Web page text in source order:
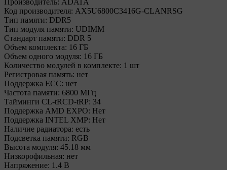
Производитель: ADATA
Код производителя: AX5U6800C3416G-CLANRSG
Тип памяти: DDR5
Тип модуля памяти: UDIMM
Стандарт памяти: DDR 5
Объем комплекта: 16 ГБ
Объем одного модуля: 16 ГБ
Количество модулей в комплекте: 1 шт
Регистровая память: нет
Поддержка ECC: нет
Частота памяти: 6800 МГц
Тайминги CL-tRCD-tRP: 34
Поддержка AMD EXPO: Нет
Поддержка INTEL XMP: Нет
Наличие радиатора: есть
Подсветка памяти: RGB
Высота модуля: 45.18 мм
Низкорофильная: нет
Напряжение: 1.4 В